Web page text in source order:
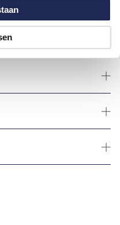
korte broek biedt altijd